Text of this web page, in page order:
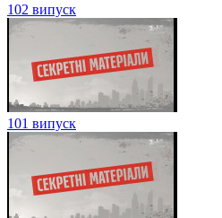
102 випуск
101 випуск